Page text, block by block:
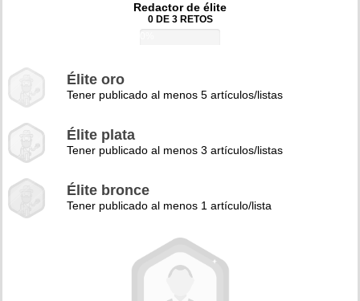
Redactor de élite
0 DE 3 RETOS
Élite oro
Tener publicado al menos 5 artículos/listas
Élite plata
Tener publicado al menos 3 artículos/listas
Élite bronce
Tener publicado al menos 1 artículo/lista